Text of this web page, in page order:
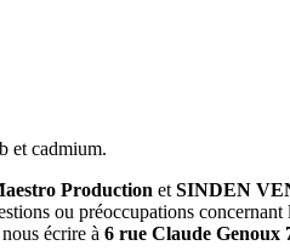
et cadmium.
Production et SINDEN
ou préoccupations
écrire à 6 rue Claude Genoux